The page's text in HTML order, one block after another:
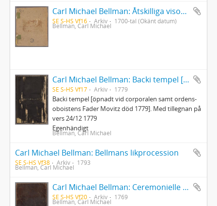
Carl Michael Bellman: Åtskilliga visor, samt en del af dess Fredmans epistlar
SE S-HS Vf16 Arkiv 1700-tal (Okänt datum)
Bellman, Carl Michael
Carl Michael Bellman: Backi tempel [öpnadt vid corporalen samt ordens-oboistens Fader Movitz död 1779]
SE S-HS Vf17 Arkiv 1779
Backi tempel [öpnadt vid corporalen samt ordens-
oboistens Fader Movitz död 1779]. Med tillegnan på
vers 24/12 1779
Egenhändigt
Bellman, Carl Michael
Carl Michael Bellman: Bellmans likprocession
SE S-HS Vf38 Arkiv 1793
Bellman, Carl Michael
Carl Michael Bellman: Ceremonielle vid Parentation i Riddar-Capittlet af de Två Förgyllta Svinen, hållen öfver Bränvinsbrännaren och Ridd. Lundholm d.15 Okt.1769 af Ordensparentatorn... Janke Jensen
SE S-HS Vf20 Arkiv 1769
Bellman, Carl Michael